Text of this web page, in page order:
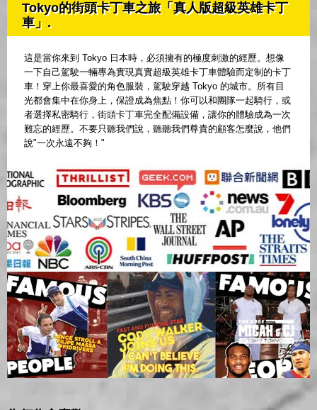
Tokyo的街頭卡丁車之旅「真人版超級英雄卡丁
車」.
這是當你來到 Tokyo 日本時，必須擁有的極度刺激的經歷。想像
一下自己駕駛一輛專為實現真實超級英雄卡丁車體驗而定制的卡丁
車！穿上你最喜愛的角色服裝，駕駛穿越 Tokyo 的城市。所有目
光都會集中在你身上，保證成為焦點！你可以和團隊一起騎行，或
者選擇私密騎行，街頭卡丁車完全配備設備，讓你的體驗成為一次
難忘的經歷。不要只聽我們說，聽聽我們尊貴的顧客怎麼說，他們
說"一次永遠不夠！"